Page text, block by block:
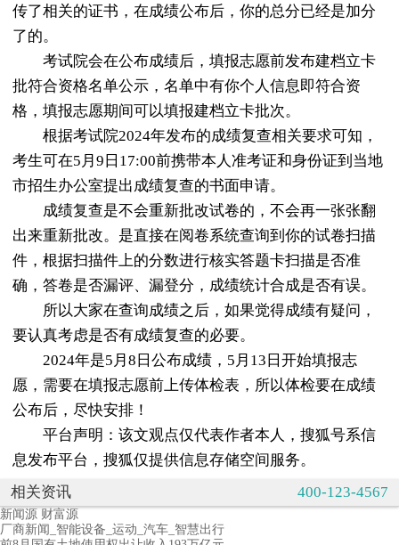
传了相关的证书，在成绩公布后，你的总分已经是加分
了的。
考试院会在公布成绩后，填报志愿前发布建档立卡
批符合资格名单公示，名单中有你个人信息即符合资
格，填报志愿期间可以填报建档立卡批次。
根据考试院2024年发布的成绩复查相关要求可知，
考生可在5月9日17:00前携带本人准考证和身份证到当地
市招生办公室提出成绩复查的书面申请。
成绩复查是不会重新批改试卷的，不会再一张张翻
出来重新批改。是直接在阅卷系统查询到你的试卷扫描
件，根据扫描件上的分数进行核实答题卡扫描是否准
确，答卷是否漏评、漏登分，成绩统计合成是否有误。
所以大家在查询成绩之后，如果觉得成绩有疑问，
要认真考虑是否有成绩复查的必要。
2024年是5月8日公布成绩，5月13日开始填报志
愿，需要在填报志愿前上传体检表，所以体检要在成绩
公布后，尽快安排！
平台声明：该文观点仅代表作者本人，搜狐号系信
息发布平台，搜狐仅提供信息存储空间服务。
相关资讯
400-123-4567
新闻源 财富源
厂商新闻_智能设备_运动_汽车_智慧出行